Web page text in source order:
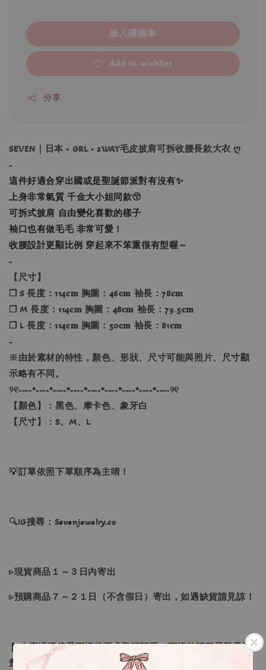
加入購物車
Add to wishlist
分享
SEVEN｜日本 • GRL • 2WAY毛皮披肩可拆收腰長款大衣 ღ
-
這件好適合穿出國或是聖誕節派對有沒有✨
上身非常氣質 千金大小姐同款😚
可拆式披肩 自由變化喜歡的樣子
袖口也有做毛毛 非常可愛！
收腰設計更顯比例 穿起來不笨重很有型喔～
-
【尺寸】
❐ S 長度：114𝐜𝐦 胸圍：46𝐜𝐦 袖長：78𝐜𝐦
❐ M 長度：114𝐜𝐦 胸圍：48𝐜𝐦 袖長：79.5𝐜𝐦
❐ L 長度：114𝐜𝐦 胸圍：50𝐜𝐦 袖長：81𝐜𝐦
-
※由於素材的特性，顏色、形狀、尺寸可能與照片、尺寸顯
示略有不同。
୨୧----*----*----*----*----*----*----*----*----୨୧
【顏色】：黑色、摩卡色、象牙白
【尺寸】：S、M、L
💡訂單依照下單順序為主唷！
🔍IG搜尋：Sevenjewelry.co
▹現貨商品１～３日內寄出
▹預購商品７～２１日（不含假日）寄出，如遇缺貨請見諒！
❙ 本賣場不接受下標後要求取消訂單（下標前請三思與看清
楚）❙